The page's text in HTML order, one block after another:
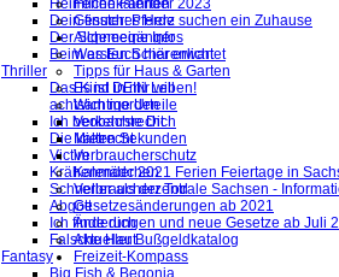
Heimliche Fährten
Dein finsteres Herz
Der Schneegänger
Beim ersten Schärenlicht
Thriller
Das Kind in mir will
achtsam morden
Ich beobachte Dich
Die kalten Sekunden
Victim
Krähenmädchen
Schneller als der Tod
Abgott
Ich finde dich
Falsche Haut
Fantasy
Big Fish & Begonia
Ferienkalender 2023
Gesuch: Pferde suchen ein Zuhause
Allgemeine Infos
Was Euch hier erwartet
Tipps für Haus & Garten
Es ist DEIN Leben!
Wichtige Urteile
Verkehrsrecht
Mietrecht
Verbraucherschutz
Kalender 2021 Ferien Feiertage in
Verbraucherzentrale Sachsen -
Gesetzesänderungen ab 2021
Änderungen und neue Gesetze ab Juli
Aktueller Bußgeldkatalog
Freizeit-Kompass